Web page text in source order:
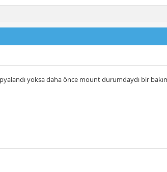
yoksa daha önce mount durumdaydı bir